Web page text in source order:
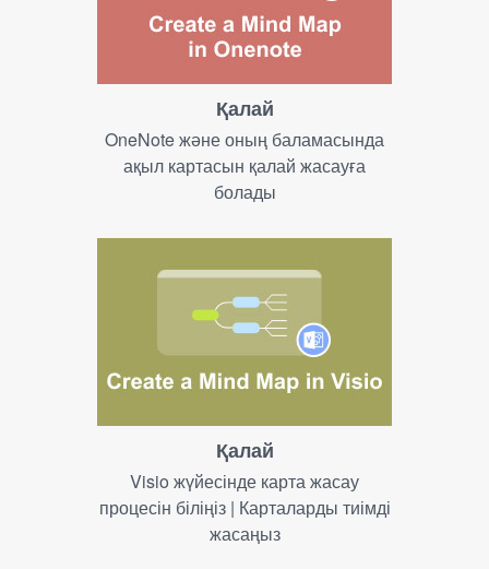
Қалай
OneNote және оның баламасында
ақыл картасын қалай жасауға
болады
Қалай
Visio жүйесінде карта жасау
процесін біліңіз | Карталарды тиімді
жасаңыз